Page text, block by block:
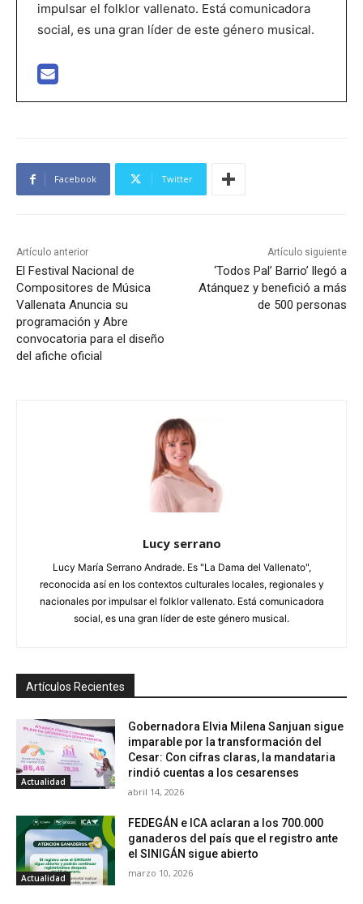
impulsar el folklor vallenato. Está comunicadora
social, es una gran líder de este género musical.
Facebook Twitter
Artículo anterior
El Festival Nacional de
Compositores de Música
Vallenata Anuncia su
programación y Abre
convocatoria para el diseño
del afiche oficial
Artículo siguiente
‘Todos Pal’ Barrio’ llegó a
Atánquez y benefició a más
de 500 personas
Lucy serrano
Lucy María Serrano Andrade. Es "La Dama del Vallenato",
reconocida así en los contextos culturales locales, regionales y
nacionales por impulsar el folklor vallenato. Está comunicadora
social, es una gran líder de este género musical.
Artículos Recientes
Actualidad
Gobernadora Elvia Milena Sanjuan sigue
imparable por la transformación del
Cesar: Con cifras claras, la mandataria
rindió cuentas a los cesarenses
abril 14, 2026
Actualidad
FEDEGÁN e ICA aclaran a los 700.000
ganaderos del país que el registro ante
el SINIGÁN sigue abierto
marzo 10, 2026